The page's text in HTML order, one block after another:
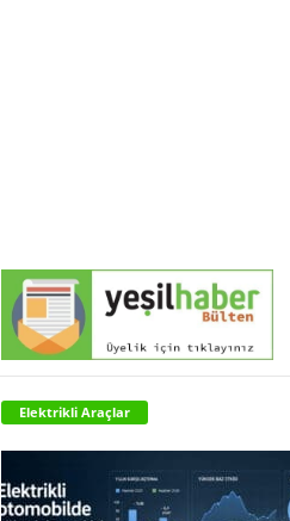
Elektrikli Araçlar